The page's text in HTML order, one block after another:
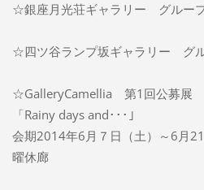
☆銀座月光荘ギャラリー グルー
☆四ツ谷ランプ坂ギャラリー グ
☆GalleryCamellia 第1回公募展
「Rainy days and･･･」
会期2014年6月７日（土）～6月
曜休廊